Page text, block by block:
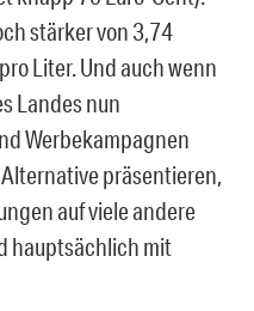
stärker von 3,74
Liter. Und auch wenn
Landes nun
Werbekampagnen
präsentieren,
auf viele andere
hauptsächlich mit